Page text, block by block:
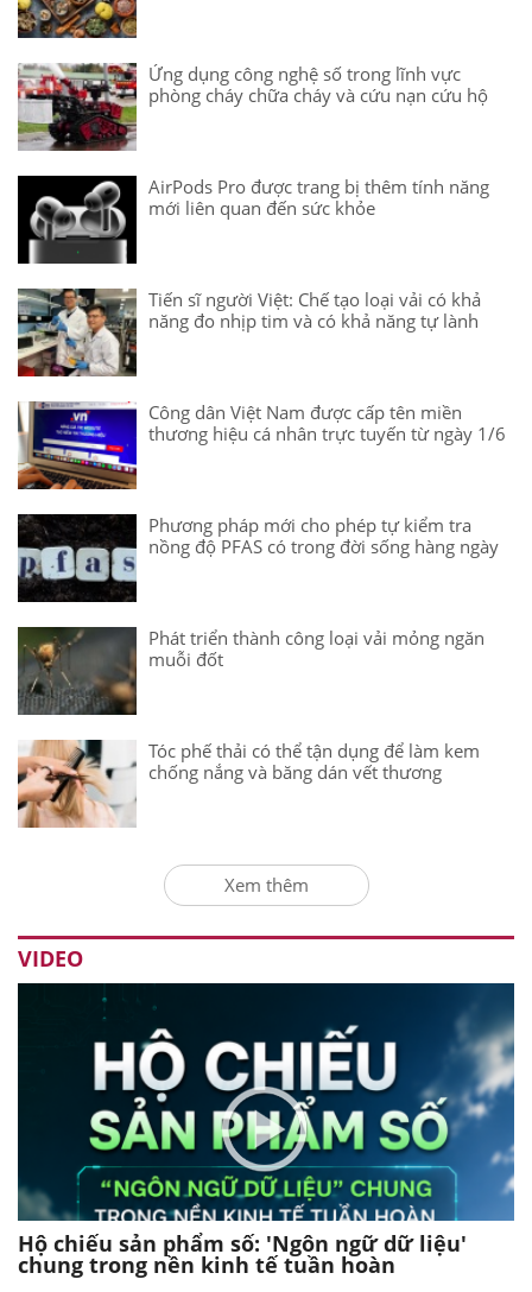
Ứng dụng công nghệ số trong lĩnh vực
phòng cháy chữa cháy và cứu nạn cứu hộ
AirPods Pro được trang bị thêm tính năng
mới liên quan đến sức khỏe
Tiến sĩ người Việt: Chế tạo loại vải có khả
năng đo nhịp tim và có khả năng tự lành
Công dân Việt Nam được cấp tên miền
thương hiệu cá nhân trực tuyến từ ngày 1/6
Phương pháp mới cho phép tự kiểm tra
nồng độ PFAS có trong đời sống hàng ngày
Phát triển thành công loại vải mỏng ngăn
muỗi đốt
Tóc phế thải có thể tận dụng để làm kem
chống nắng và băng dán vết thương
Xem thêm
VIDEO
Hộ chiếu sản phẩm số: 'Ngôn ngữ dữ liệu'
chung trong nền kinh tế tuần hoàn